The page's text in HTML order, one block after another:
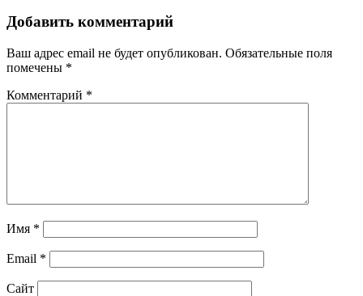
Добавить комментарий
Ваш адрес email не будет опубликован. Обязательные поля
помечены *
Комментарий *
Имя *
Email *
Сайт